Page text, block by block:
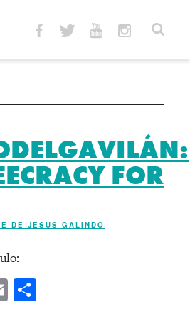
FOR
DE JESÚS GALINDO
Email